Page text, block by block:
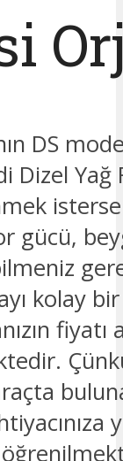
DS
Dizel
gücü,
kolay
fiyatı